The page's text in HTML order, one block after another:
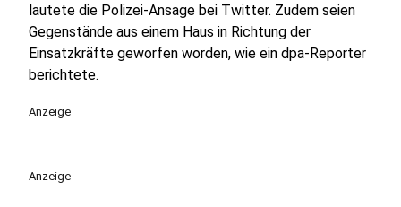
lautete die Polizei-Ansage bei Twitter. Zudem seien
Gegenstände aus einem Haus in Richtung der
Einsatzkräfte geworfen worden, wie ein dpa-Reporter
berichtete.
Anzeige
Anzeige